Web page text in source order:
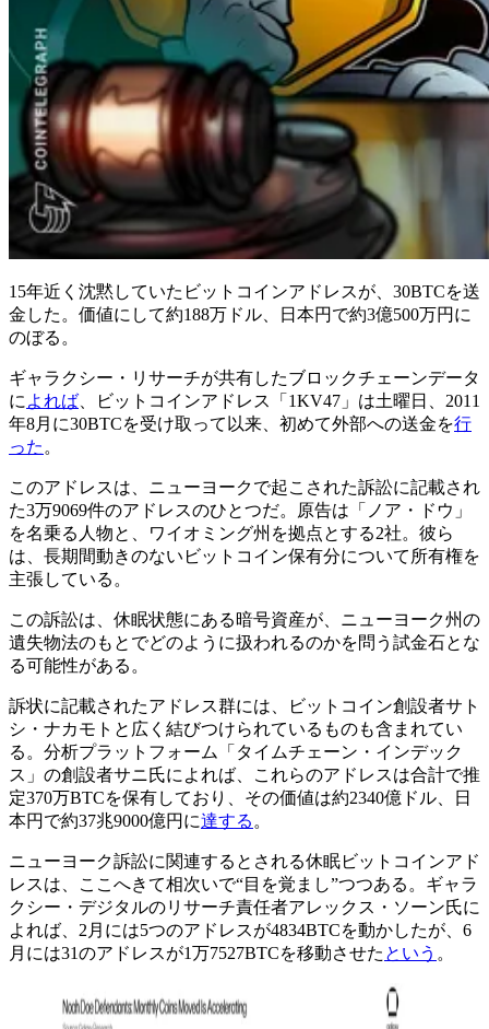
15年近く沈黙していたビットコインアドレスが、30BTCを送
金した。価値にして約188万ドル、日本円で約3億500万円に
のぼる。
ギャラクシー・リサーチが共有したブロックチェーンデータ
に よれば 、ビットコインアドレス「1KV47」は土曜日、2011
年8月に30BTCを受け取って以来、初めて外部への送金を行
った 。
このアドレスは、ニューヨークで起こされた訴訟に記載され
た3万9069件のアドレスのひとつだ。原告は「ノア・ドウ」
を名乗る人物と、ワイオミング州を拠点とする2社。彼ら
は、長期間動きのないビットコイン保有分について所有権を
主張している。
この訴訟は、休眠状態にある暗号資産が、ニューヨーク州の
遺失物法のもとでどのように扱われるのかを問う試金石とな
る可能性がある。
訴状に記載されたアドレス群には、ビットコイン創設者サト
シ・ナカモトと広く結びつけられているものも含まれてい
る。分析プラットフォーム「タイムチェーン・インデック
ス」の創設者サニ氏によれば、これらのアドレスは合計で推
定370万BTCを保有しており、その価値は約2340億ドル、日
本円で約37兆9000億円に達する 。
ニューヨーク訴訟に関連するとされる休眠ビットコインアド
レスは、ここへきて相次いで“目を覚まし”つつある。ギャラ
クシー・デジタルのリサーチ責任者アレックス・ソーン氏に
よれば、2月には5つのアドレスが4834BTCを動かしたが、6
月には31のアドレスが1万7527BTCを移動させた という 。